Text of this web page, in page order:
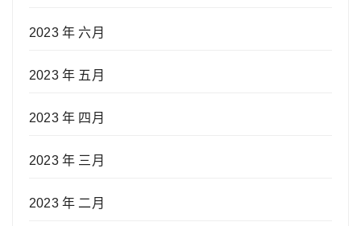
2023 年 六月
2023 年 五月
2023 年 四月
2023 年 三月
2023 年 二月